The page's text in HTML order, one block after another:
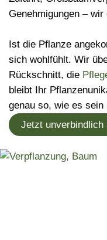
Genehmigungen –
Ist die Pflanze
sich wohlfühlt. Wir
Rückschnitt, die
bleibt Ihr
genau so, wie es sein
Jetzt unverbindlich